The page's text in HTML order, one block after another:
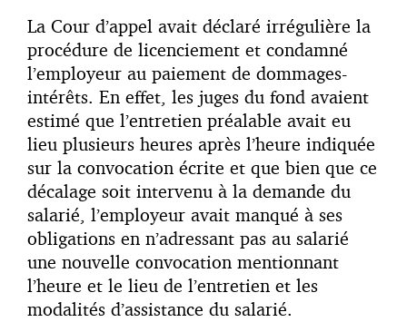
La Cour d’appel avait déclaré irrégulière la
procédure de licenciement et condamné
l’employeur au paiement de dommages-
intérêts. En effet, les juges du fond avaient
estimé que l’entretien préalable avait eu
lieu plusieurs heures après l’heure indiquée
sur la convocation écrite et que bien que ce
décalage soit intervenu à la demande du
salarié, l’employeur avait manqué à ses
obligations en n’adressant pas au salarié
une nouvelle convocation mentionnant
l’heure et le lieu de l’entretien et les
modalités d’assistance du salarié.